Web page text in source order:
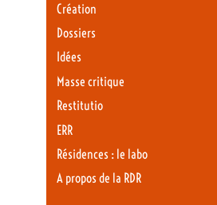
Création
Dossiers
Idées
Masse critique
Restitutio
ERR
Résidences : le labo
A propos de la RDR